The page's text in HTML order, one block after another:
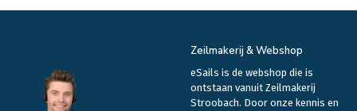
Zeilmakerij & Webshop
eSails is de webshop die is
ontstaan vanuit Zeilmakerij
Stroobach. Door onze kennis en